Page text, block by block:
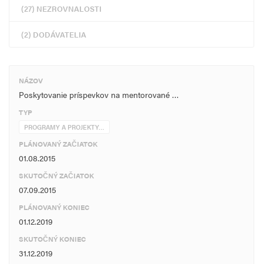
(27) NEZROVNALOSTI
(2) DODÁVATELIA
NÁZOV
Poskytovanie príspevkov na mentorované …
TYP
PROGRAMY A PROJEKTY…
PLÁNOVANÝ ZAČIATOK
01.08.2015
SKUTOČNÝ ZAČIATOK
07.09.2015
PLÁNOVANÝ KONIEC
01.12.2019
SKUTOČNÝ KONIEC
31.12.2019